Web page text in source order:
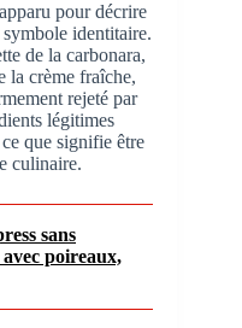
pour décrire
identitaire.
de la carbonara,
la crème fraîche,
rejeté par
légitimes
que signifie être
culinaire.
sans
poireaux,